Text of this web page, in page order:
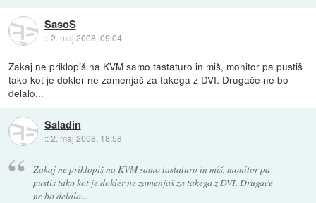
SasoS
::2. maj 2008, 09:04
Zakaj ne priklopiš na KVM samo tastaturo in miš, monitor pa pustiš
tako kot je dokler ne zamenjaš za takega z DVI. Drugače ne bo
delalo...
Saladin
::2. maj 2008, 18:58
Zakaj ne priklopiš na KVM samo tastaturo in miš, monitor pa
pustiš tako kot je dokler ne zamenjaš za takega z DVI. Drugače
ne bo delalo...